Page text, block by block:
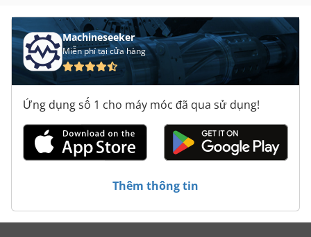
Phòng Lạnh
Vận Tải Container
Xe Container
Ống Co Nhiệt
Machineseeker
Miễn phí tại cửa hàng
Ứng dụng số 1 cho máy móc đã qua sử dụng!
Thêm thông tin